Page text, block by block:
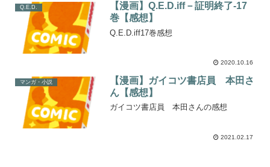
Q.E.D.
【漫画】Q.E.D.iff－証明終了-17
巻【感想】
Q.E.D.iff17巻感想
2020.10.16
マンガ・小説
【漫画】ガイコツ書店員 本田さ
ん【感想】
ガイコツ書店員 本田さんの感想
2021.02.17